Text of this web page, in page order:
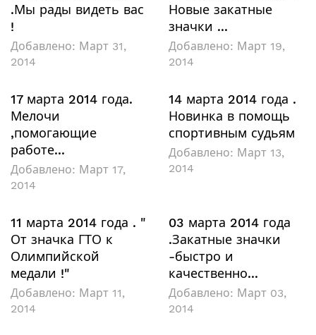
.Мы рады видеть вас
!
Добавлено: Март 31,
2014
Новые закатные
значки ...
Добавлено: Март 19,
2014
17 марта 2014 года.
Мелочи
,помогающие
работе...
Добавлено: Март 17,
2014
14 марта 2014 года .
Новинка в помощь
спортивным судьям
Добавлено: Март 13,
2014
11 марта 2014 года . "
От значка ГТО к
Олимпийской
медали !"
Добавлено: Март 11,
2014
03 марта 2014 года
.Закатные значки
-быстро и
качественно...
Добавлено: Март 03,
2014